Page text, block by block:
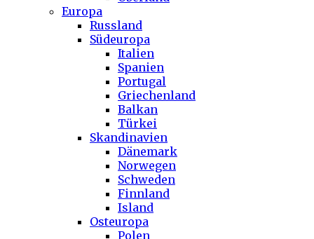
Europa
Russland
Südeuropa
Italien
Spanien
Portugal
Griechenland
Balkan
Türkei
Skandinavien
Dänemark
Norwegen
Schweden
Finnland
Island
Osteuropa
Polen